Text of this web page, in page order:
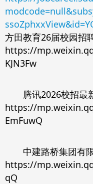
方田教育26届校园招
https://
KJN3Fw
腾讯2026校招最
https://
EmFuwQ
中建路桥集团有
https://
qQ